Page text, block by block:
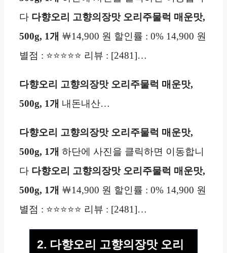
다 다향오리 고향의장맛 오리주물럭 매운맛,
500g, 1개 ￦14,900 원 할인률 : 0% 14,900 원
별점 : ⭐⭐⭐⭐⭐ 리뷰 : [2481]…
다향오리 고향의장맛 오리주물럭 매운맛,
500g, 1개 내돈내산…
다향오리 고향의장맛 오리주물럭 매운맛,
500g, 1개 하단에 사진을 클릭하면 이동합니
다 다향오리 고향의장맛 오리주물럭 매운맛,
500g, 1개 ￦14,900 원 할인률 : 0% 14,900 원
별점 : ⭐⭐⭐⭐⭐ 리뷰 : [2481]…
2. 다향오리 고향의장맛 오리